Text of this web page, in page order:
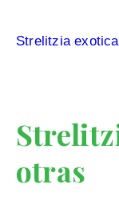
Strelitzia
otras